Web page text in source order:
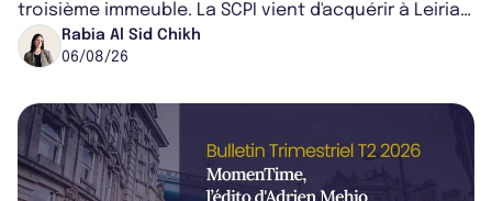
troisième immeuble. La SCPI vient d'acquérir à Leiria,
dans le centre du pays, un établis...
Rabia Al Sid Chikh
06/08/26